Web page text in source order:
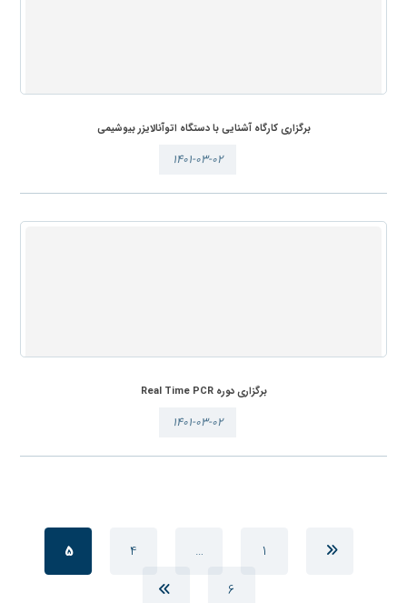
برگزاری کارگاه آشنایی با دستگاه اتوآنالایزر بیوشیمی
۱۴۰۱-۰۳-۰۲
برگزاری دوره Real Time PCR
۱۴۰۱-۰۳-۰۲
1
…
4
5
6